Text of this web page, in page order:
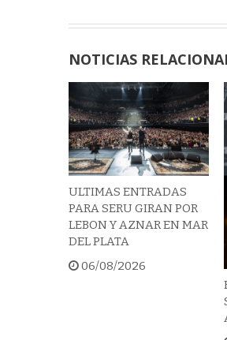
NOTICIAS
ULTIMAS ENTRADAS
PARA SERU GIRAN POR
LEBON Y AZNAR EN MAR
DEL PLATA
06/08/2026